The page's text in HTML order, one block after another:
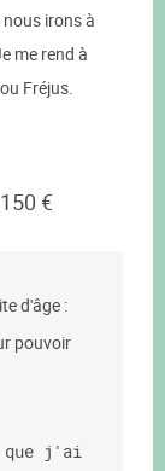
irons à
me rend à
Fréjus.
€
d'âge :
pouvoir
j'ai